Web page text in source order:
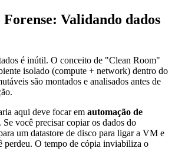
Forense: Validando dados
é inútil. O conceito de "Clean Room"
isolado (compute + network) dentro do
são montados e analisados antes de
aqui deve focar em automação de
. Se você precisar copiar os dados do
um datastore de disco para ligar a VM e
perdeu. O tempo de cópia inviabiliza o